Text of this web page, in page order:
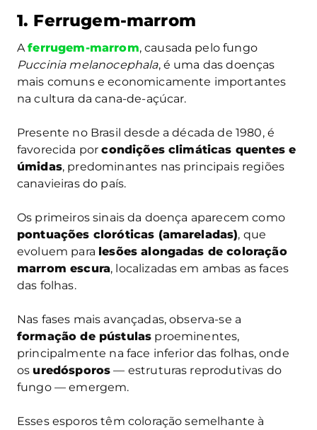
1. Ferrugem-marrom
Aferrugem-marrom, causada pelo fungo
Puccinia melanocephala, é uma das doenças
mais comuns e economicamente importantes
na cultura da cana-de-açúcar.
Presente no Brasil desde a década de 1980, é
favorecida porcondições climáticas quentes e
úmidas, predominantes nas principais regiões
canavieiras do país.
Os primeiros sinais da doença aparecem como
pontuações cloróticas (amareladas), que
evoluem para lesões alongadas de coloração
marrom escura, localizadas em ambas as faces
das folhas.
Nas fases mais avançadas, observa-se a
formação de pústulas proeminentes,
principalmente na face inferior das folhas, onde
os uredósporos — estruturas reprodutivas do
fungo — emergem.
Esses esporos têm coloração semelhante à